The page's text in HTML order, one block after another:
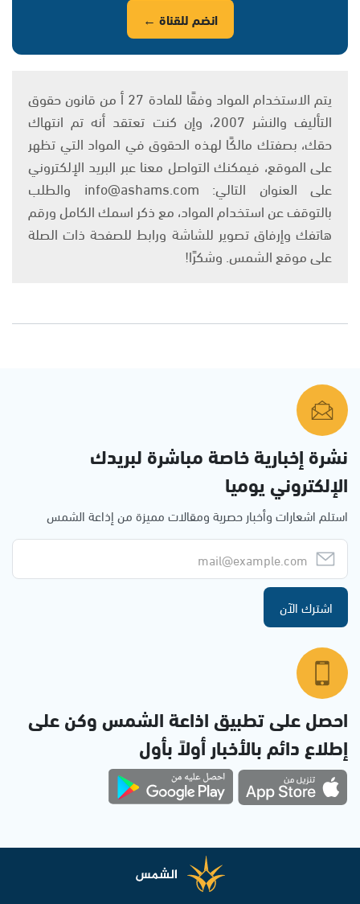
انضم للقناة ←
يتم الاستخدام المواد وفقًا للمادة 27 أ من قانون حقوق
التأليف والنشر 2007، وإن كنت تعتقد أنه تم انتهاك
حقك، بصفتك مالكًا لهذه الحقوق في المواد التي تظهر
على الموقع، فيمكنك التواصل معنا عبر البريد الإلكتروني
على العنوان التالي: info@ashams.com والطلب
بالتوقف عن استخدام المواد، مع ذكر اسمك الكامل ورقم
هاتفك وإرفاق تصوير للشاشة ورابط للصفحة ذات الصلة
على موقع الشمس. وشكرًا!
نشرة إخبارية خاصة مباشرة لبريدك
الإلكتروني يوميا
استلم اشعارات وأخبار حصرية ومقالات مميزة من إذاعة الشمس
اشترك الآن
احصل على تطبيق اذاعة الشمس وكن على
إطلاع دائم بالأخبار أولاً بأول